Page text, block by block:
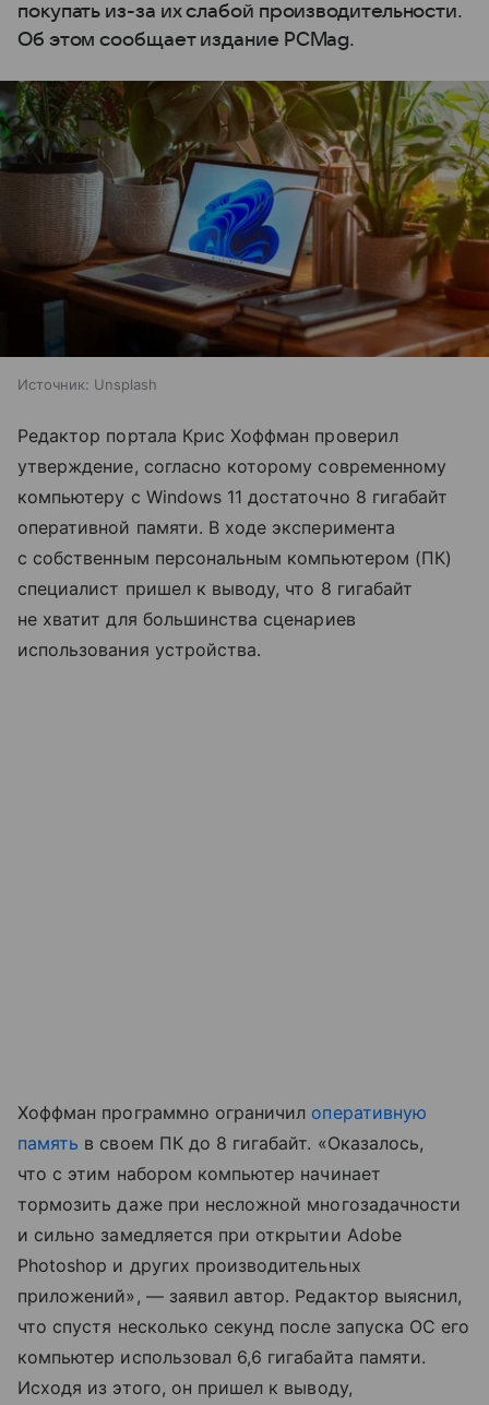
покупать из-за их слабой производительности.
Об этом сообщает издание PCMag.
Источник: Unsplash
Редактор портала Крис Хоффман проверил
утверждение, согласно которому современному
компьютеру с Windows 11 достаточно 8 гигабайт
оперативной памяти. В ходе эксперимента
с собственным персональным компьютером (ПК)
специалист пришел к выводу, что 8 гигабайт
не хватит для большинства сценариев
использования устройства.
Хоффман программно ограничил оперативную
память в своем ПК до 8 гигабайт. «Оказалось,
что с этим набором компьютер начинает
тормозить даже при несложной многозадачности
и сильно замедляется при открытии Adobe
Photoshop и других производительных
приложений», — заявил автор. Редактор выяснил,
что спустя несколько секунд после запуска ОС его
компьютер использовал 6,6 гигабайта памяти.
Исходя из этого, он пришел к выводу,